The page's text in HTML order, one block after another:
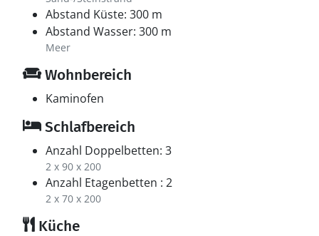
Kultur unternehmen, bei der sowohl Kinder als auch
Erwachsene auf ihre Kosten kommen. Fjellerup Strand
ist der ideale Ausgangspunkt für einen
Spaß.
Abstand Küste: 300 m
Abstand Wasser: 300 m
Meer
Wohnbereich
Kaminofen
Schlafbereich
Anzahl Doppelbetten: 3
2 x 90 x 200
Anzahl Etagenbetten : 2
2 x 70 x 200
Küche